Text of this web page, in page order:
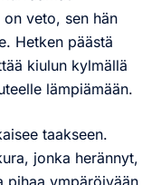
veto, sen hän
Hetken päästä
kiulun kylmällä
lämpiämään.
taakseen.
jonka herännyt,
pihaa ympäröivään